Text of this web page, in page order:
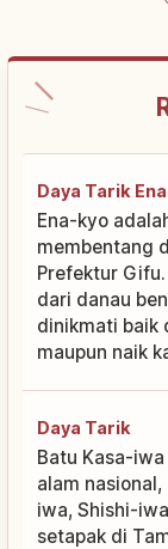
Daya Tarik
Ena-kyo
membentang
Prefektur
dari danau
dinikmati baik
maupun naik
Daya Tarik
Batu Kasa-
alam
iwa, Shishi-
setapak di